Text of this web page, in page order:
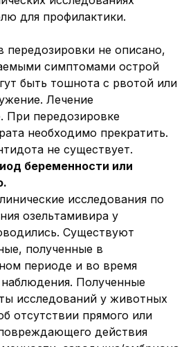
для профилактики.
передозировки не описано,
симптомами острой
быть тошнота с рвотой или
Лечение
При передозировке
необходимо прекратить.
не существует.
беременности или
исследования по
озельтамивира у
Существуют
полученные в
периоде и во время
Полученные
исследований у животных
отсутствии прямого или
действия